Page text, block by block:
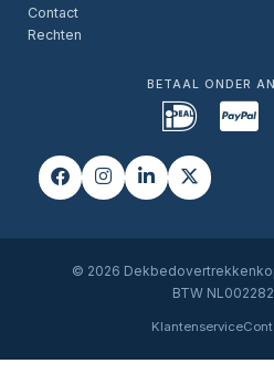
Contact
Rechten
BETAAL ONDER
© 2026
BTW
Klantenservice